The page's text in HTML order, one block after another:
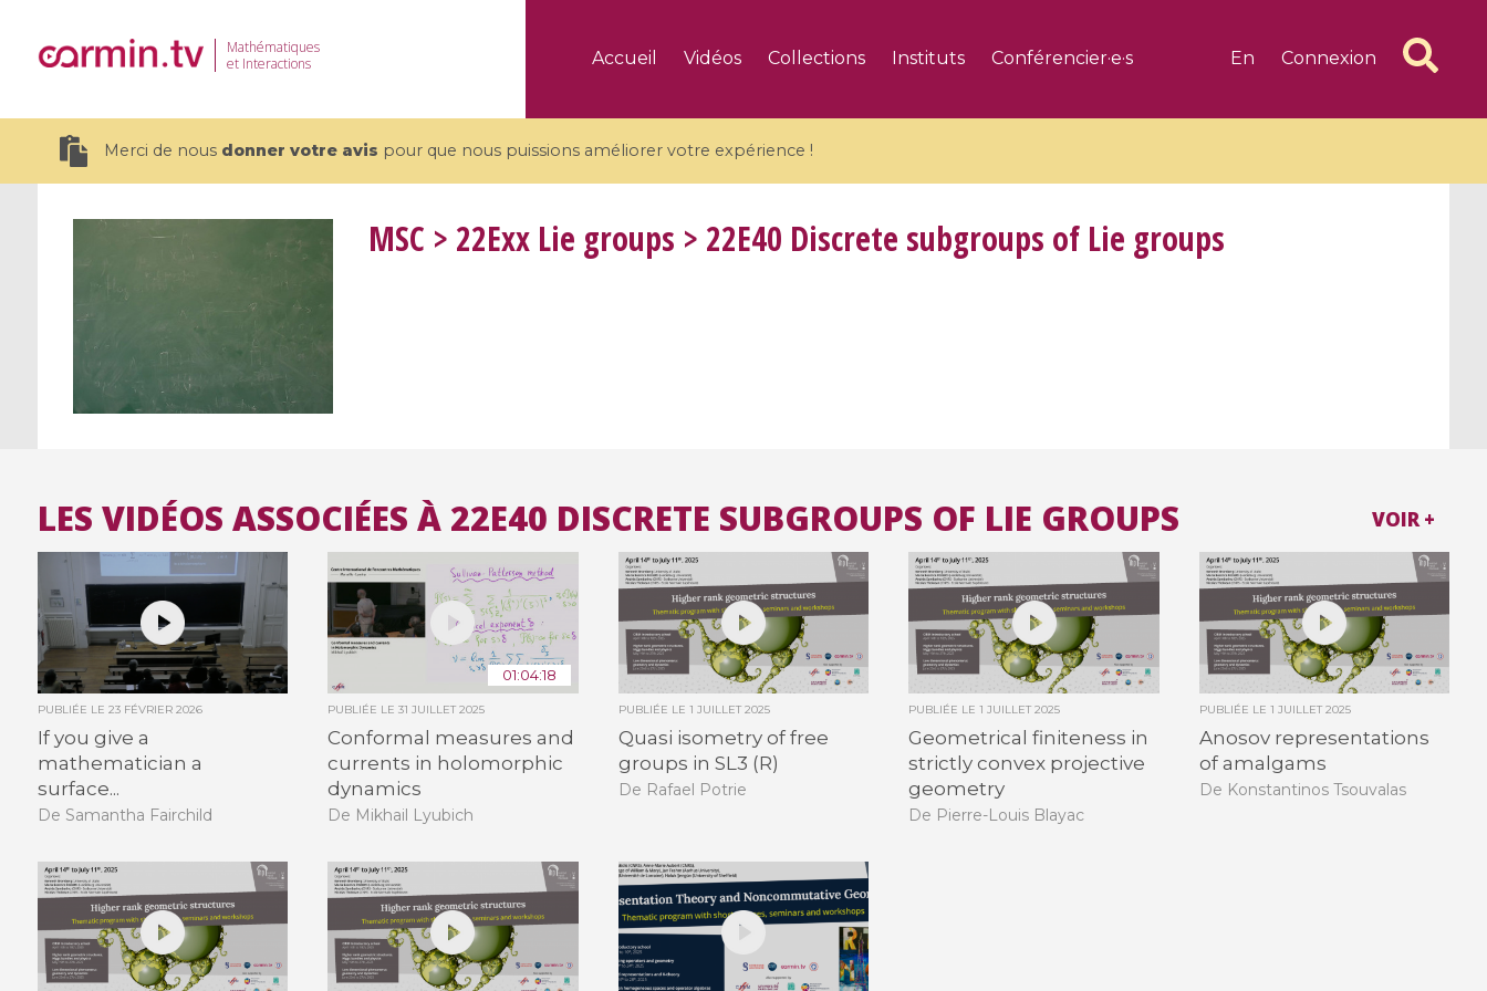
Mathématiques
et Interactions
Accueil Vidéos Collections Instituts Conférencier·e·s En Connexion
Merci de nous donner votre avis pour que nous puissions améliorer votre expérience !
19 videos
CEMRACS 2026 : Modeling and AI
for Environmental Transition /
Centre d'Eté Mathématique de
Toutes les collections
Tous les instituts
MSC > 22Exx Lie groups > 22E40 Discrete subgroups of Lie groups
LES VIDÉOS ASSOCIÉES À 22E40 DISCRETE SUBGROUPS OF LIE GROUPS
PUBLIÉE LE 23 FÉVRIER 2026
If you give a
mathematician a
surface...
De Samantha Fairchild
01:04:18
PUBLIÉE LE31 JUILLET 2025
Conformal measures and
currents in holomorphic
dynamics
De Mikhail Lyubich
PUBLIÉE LE 1 JUILLET 2025
Quasi isometry of free
groups in SL3 (R)
De Rafael Potrie
PUBLIÉE LE1 JUILLET 2025
Geometrical finiteness in
strictly convex projective
geometry
De Pierre-Louis Blayac
PUBLIÉE LE 1 JUILLET 2025
Anosov representations
of amalgams
De Konstantinos Tsouvalas
VOIR +